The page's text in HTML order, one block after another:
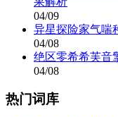
04/09
异星探险家气喘
04/08
绝区零希希芙音
04/08
热门词库